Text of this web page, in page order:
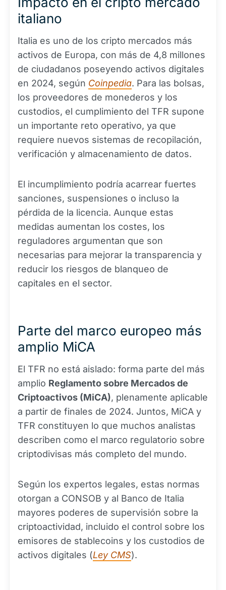
italiano
Italia es uno de los cripto mercados más
activos de Europa, con más de 4,8 millones
de ciudadanos poseyendo activos digitales
en 2024, según Coinpedia. Para las bolsas,
los proveedores de monederos y los
custodios, el cumplimiento del TFR supone
un importante reto operativo, ya que
requiere nuevos sistemas de recopilación,
verificación y almacenamiento de datos.
El incumplimiento podría acarrear fuertes
sanciones, suspensiones o incluso la
pérdida de la licencia. Aunque estas
medidas aumentan los costes, los
reguladores argumentan que son
necesarias para mejorar la transparencia y
reducir los riesgos de blanqueo de
capitales en el sector.
Parte del marco europeo más
amplio MiCA
El TFR no está aislado: forma parte del más
amplio Reglamento sobre Mercados de
Criptoactivos (MiCA), plenamente aplicable
a partir de finales de 2024. Juntos, MiCA y
TFR constituyen lo que muchos analistas
describen como el marco regulatorio sobre
criptodivisas más completo del mundo.
Según los expertos legales, estas normas
otorgan a CONSOB y al Banco de Italia
mayores poderes de supervisión sobre la
criptoactividad, incluido el control sobre los
emisores de stablecoins y los custodios de
activos digitales (Ley CMS).